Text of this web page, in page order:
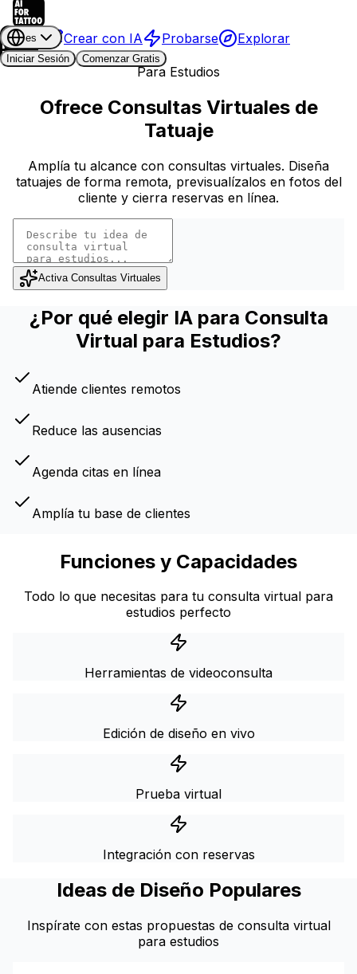
Crear con IA Probarse Explorar
es
Iniciar Sesión
Comenzar Gratis
Para Estudios
Ofrece Consultas Virtuales de
Tatuaje
Amplía tu alcance con consultas virtuales. Diseña
tatuajes de forma remota, previsualízalos en fotos del
cliente y cierra reservas en línea.
Activa Consultas Virtuales
¿Por qué elegir IA para Consulta
Virtual para Estudios?
Atiende clientes remotos
Reduce las ausencias
Agenda citas en línea
Amplía tu base de clientes
Funciones y Capacidades
Todo lo que necesitas para tu consulta virtual para
estudios perfecto
Herramientas de videoconsulta
Edición de diseño en vivo
Prueba virtual
Integración con reservas
Ideas de Diseño Populares
Inspírate con estas propuestas de consulta virtual
para estudios